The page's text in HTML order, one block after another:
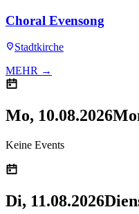
Choral Evensong
Stadtkirche
MEHR →
Mo, 10.08.2026
Keine Events
Di, 11.08.2026